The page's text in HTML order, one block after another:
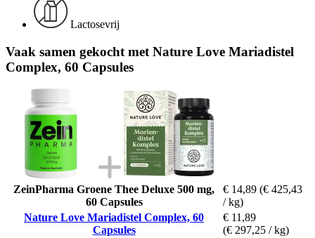
Lactosevrij
Vaak samen gekocht met Nature Love Mariadistel
Complex, 60 Capsules
ZeinPharma Groene Thee Deluxe 500 mg,
60 Capsules
€ 14,89 (€ 425,43
/ kg)
Nature Love Mariadistel Complex, 60
Capsules
€ 11,89
(€ 297,25 / kg)